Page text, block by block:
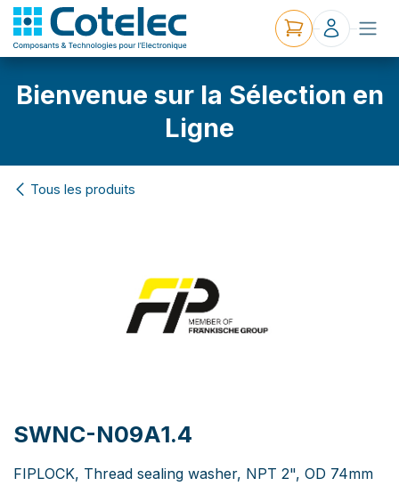
Bienvenue sur la Sélection en
Ligne
Tous les produits
SWNC-N09A1.4
FIPLOCK, Thread sealing washer, NPT 2", OD 74mm